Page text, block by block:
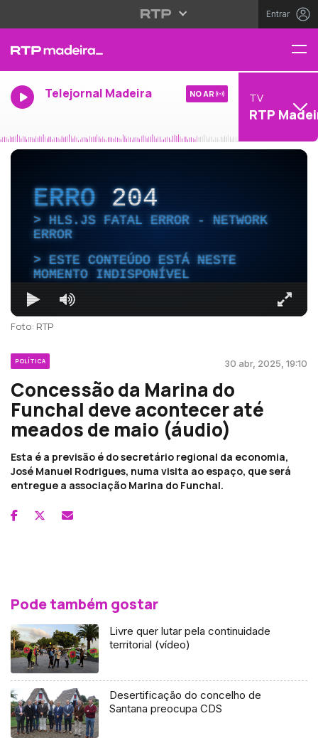
Entrar
Telejornal Madeira NO AR TV
RTP
ERRO204
HLS.JS FATAL ERROR - NETWORK
ERROR
ESTE CONTEÚDO ESTÁ NESTE
MOMENTO INDISPONÍVEL
Foto: RTP
POLÍTICA 30 abr, 2025, 19:10
Concessão da Marina do
Funchal deve acontecer até
meados de maio (áudio)
Esta é a previsão é do secretário regional da economia,
José Manuel Rodrigues, numa visita ao espaço, que será
entregue a associação Marina do Funchal.
Pode também gostar
Livre quer lutar pela continuidade
territorial (vídeo)
Desertificação do concelho de
Santana preocupa CDS